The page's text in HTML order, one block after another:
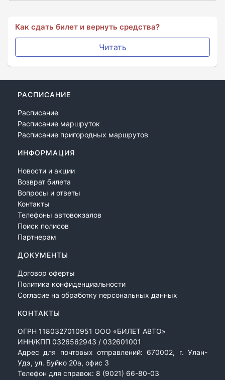
Как сдать билет и вернуть средства?
Читать
РАСПИСАНИЕ
Расписание
Расписание маршруток
Расписание пригородных маршрутов
ИНФОРМАЦИЯ
Новости и акции
Возврат билета
Вопросы и ответы
Контакты
Телефоны автовокзалов
Поиск полисов
Партнерам
ДОКУМЕНТЫ
Договор оферты
Политика конфиденциальности
Согласие на обработку персональных данных
КОНТАКТЫ
ОГРН 1180327010951 ООО «БИЛЕТ АВТО»
ИНН/КПП 0326562943 / 032601001
Адрес для почтовых отправлений: 670002, г. Улан-
Удэ, ул. Буйко 20а, офис 3
Телефон для справок: 8 (9021) 66-80-03